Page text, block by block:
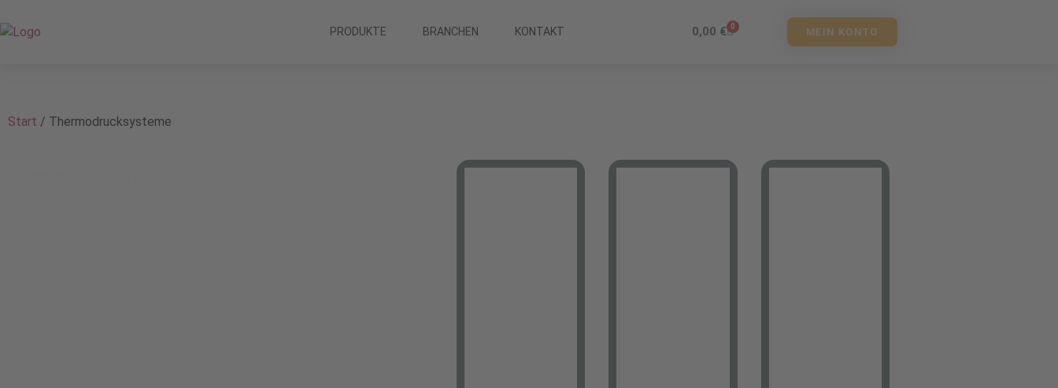
PRODUKTE BRANCHEN KONTAKT 0,00 € 0 MEIN KONTO
Start / Thermodrucksysteme